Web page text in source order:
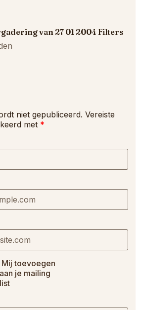
van 27 01 2004 Filters
niet gepubliceerd. Vereiste
met *
Mij toevoegen
aan je mailing
list